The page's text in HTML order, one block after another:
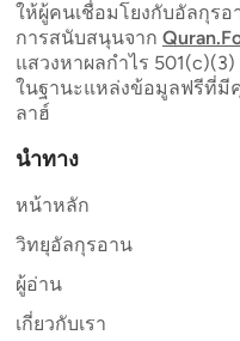
ให้ผู้คนเชื่อมโยงกับอัลกุรอ
การสนับสนุนจาก
แสวงหาผลกำไร
ในฐานะแหล่งข้อมูลฟรีที่
ลาฮ์
นำทาง
หน้าหลัก
วิทยุอัลกุรอาน
ผู้อ่าน
เกี่ยวกับเรา